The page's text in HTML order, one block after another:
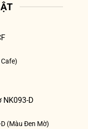
(Màu Đen Mờ)